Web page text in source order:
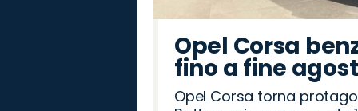
Opel Corsa
fino a fine
Opel Corsa torna